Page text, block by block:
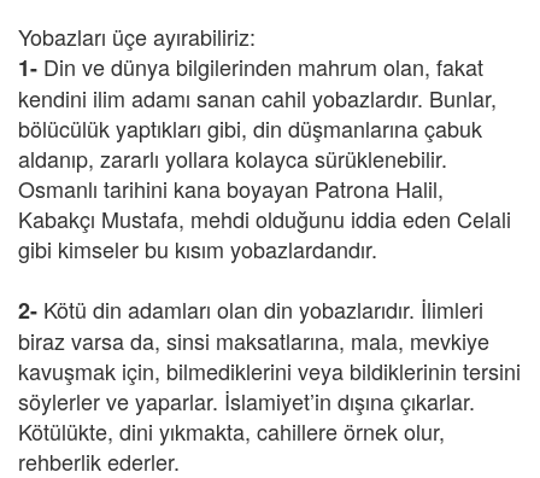
Yobazları üçe ayırabiliriz:
1- Din ve dünya bilgilerinden mahrum olan, fakat
kendini ilim adamı sanan cahil yobazlardır. Bunlar,
bölücülük yaptıkları gibi, din düşmanlarına çabuk
aldanıp, zararlı yollara kolayca sürüklenebilir.
Osmanlı tarihini kana boyayan Patrona Halil,
Kabakçı Mustafa, mehdi olduğunu iddia eden Celali
gibi kimseler bu kısım yobazlardandır.
2- Kötü din adamları olan din yobazlarıdır. İlimleri
biraz varsa da, sinsi maksatlarına, mala, mevkiye
kavuşmak için, bilmediklerini veya bildiklerinin tersini
söylerler ve yaparlar. İslamiyet’in dışına çıkarlar.
Kötülükte, dini yıkmakta, cahillere örnek olur,
rehberlik ederler.